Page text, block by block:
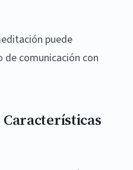
puede
de comunicación con
Características